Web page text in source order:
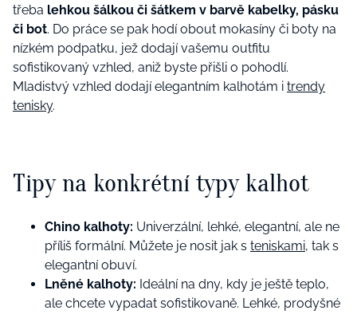
třeba lehkou šálkou či šátkem v barvě kabelky, pásku
či bot. Do práce se pak hodí obout mokasíny či boty na
nízkém podpatku, jež dodají vašemu outfitu
sofistikovaný vzhled, aniž byste přišli o pohodlí.
Mladistvý vzhled dodají elegantním kalhotám i trendy
tenisky.
Tipy na konkrétní typy kalhot
Chino kalhoty: Univerzální, lehké, elegantní, ale ne
příliš formální. Můžete je nosit jak s teniskami, tak s
elegantní obuví.
Lněné kalhoty: Ideální na dny, kdy je ještě teplo,
ale chcete vypadat sofistikovaně. Lehké, prodyšné